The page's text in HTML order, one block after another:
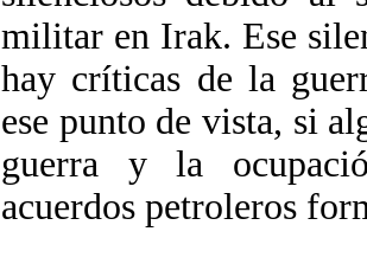
militar en Irak. Ese
hay críticas de la
ese punto de vista, si
guerra y la
acuerdos petroleros